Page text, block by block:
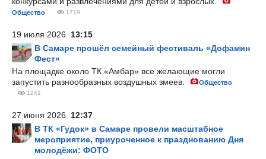
Общество 1719
19 июля 2026 13:15
В Самаре прошёл семейный фестиваль «Дофамин
Фест»
На площадке около ТК «Амбар» все желающие могли
запустить разнообразных воздушных змеев.
Общество
1241
27 июня 2026 12:37
В ТК «Гудок» в Самаре провели масштабное
мероприятие, приуроченное к празднованию Дня
молодёжи: ФОТО